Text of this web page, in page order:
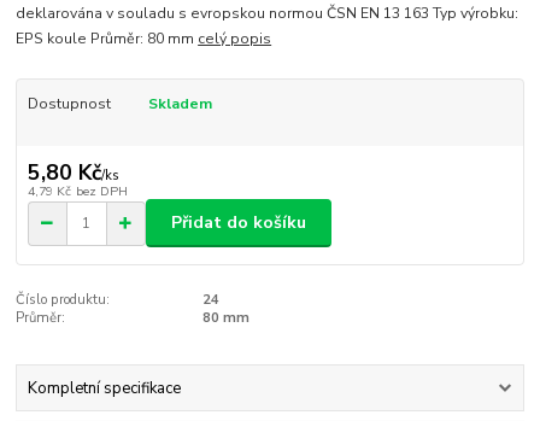
deklarována v souladu s evropskou normou ČSN EN 13 163 Typ výrobku:
EPS koule Průměr: 80 mm celý popis
Dostupnost Skladem
5,80 Kč/ks
4,79 Kč bez DPH
Přidat do košíku
Číslo produktu:
24
Průměr:
80 mm
Kompletní specifikace